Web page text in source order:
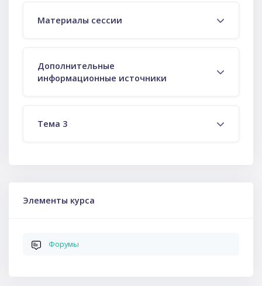
Материалы сессии
Дополнительные
информационные источники
Тема 3
Элементы курса
Форумы